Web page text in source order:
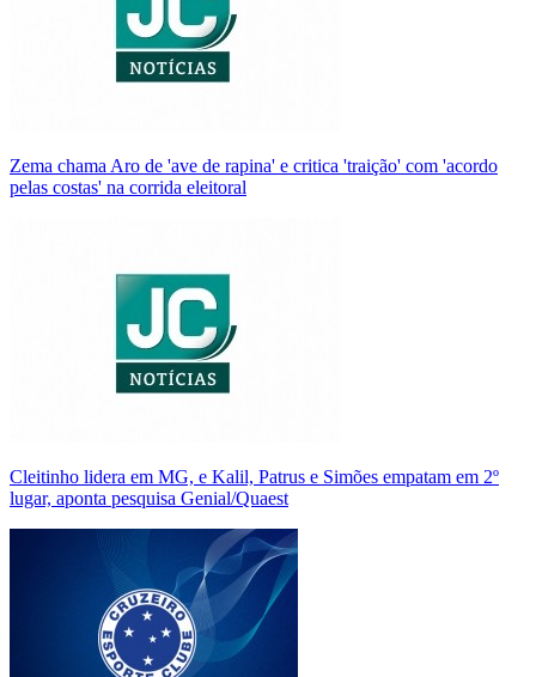
Zema chama Aro de 'ave de rapina' e critica 'traição' com 'acordo
pelas costas' na corrida eleitoral
Cleitinho lidera em MG, e Kalil, Patrus e Simões empatam em 2º
lugar, aponta pesquisa Genial/Quaest